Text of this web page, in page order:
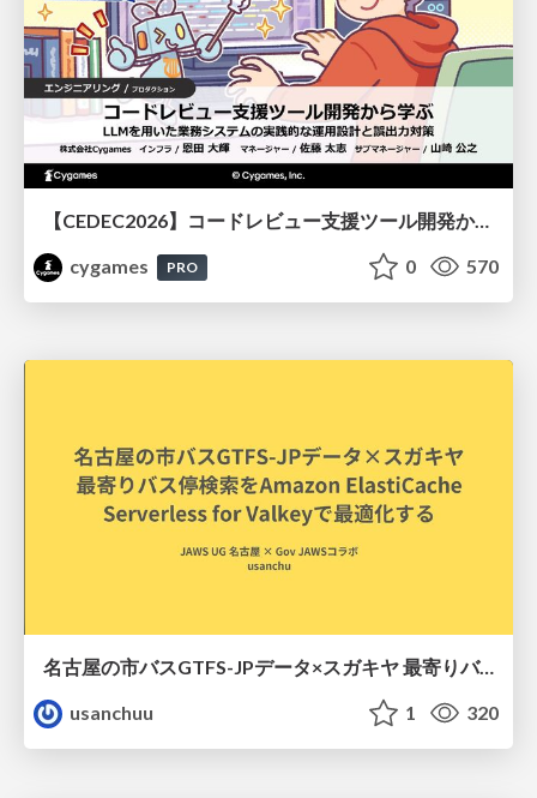
【CEDEC2026】コードレビュー支援ツール開発から学ぶ：LLMを用いた業務システムの実践的な運用設計と誤出力対策
cygames
PRO 0 570
名古屋の市バスGTFS-JPデータ×スガキヤ 最寄りバス停検索をAmazon ElastiCache Serverless for Valkeyで最適化する
usanchuu
1 320